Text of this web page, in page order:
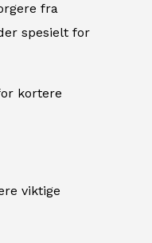
fra
spesielt for
kortere
viktige